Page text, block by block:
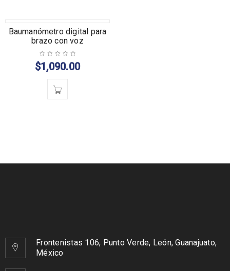
Baumanómetro digital para
brazo con voz
$1,090.00
Frontenistas 106, Punto Verde, León, Guanajuato,
México